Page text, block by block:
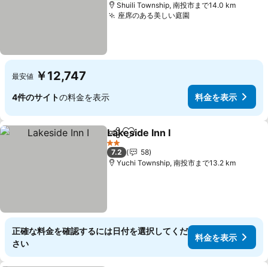
Shuili Township, 南投市まで14.0 km
座席のある美しい庭園
最安値 ￥12,747
4件のサイトの料金を表示 料金を表示
シェアお気に入りに追加
Lakeside Inn I
2 ホテルのランク
7.2
58
Yuchi Township, 南投市まで13.2 km
正確な料金を確認するには日付を選択してくだ
さい
料金を表示